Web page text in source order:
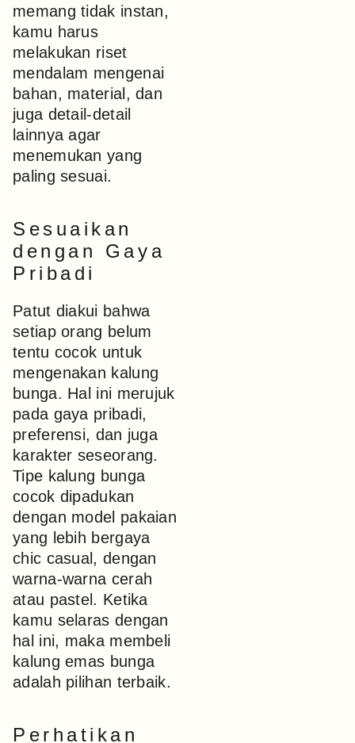
memang tidak instan,
kamu harus
melakukan riset
mendalam mengenai
bahan, material, dan
juga detail-detail
lainnya agar
menemukan yang
paling sesuai.
Sesuaikan
dengan Gaya
Pribadi
Patut diakui bahwa
setiap orang belum
tentu cocok untuk
mengenakan kalung
bunga. Hal ini merujuk
pada gaya pribadi,
preferensi, dan juga
karakter seseorang.
Tipe kalung bunga
cocok dipadukan
dengan model pakaian
yang lebih bergaya
chic casual, dengan
warna-warna cerah
atau pastel. Ketika
kamu selaras dengan
hal ini, maka membeli
kalung emas bunga
adalah pilihan terbaik.
Perhatikan